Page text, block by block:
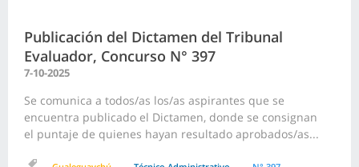
Publicación del Dictamen del Tribunal
Evaluador, Concurso N° 397
7-10-2025
Se comunica a todos/as los/as aspirantes que se
encuentra publicado el Dictamen, donde se consignan
el puntaje de quienes hayan resultado aprobados/as...